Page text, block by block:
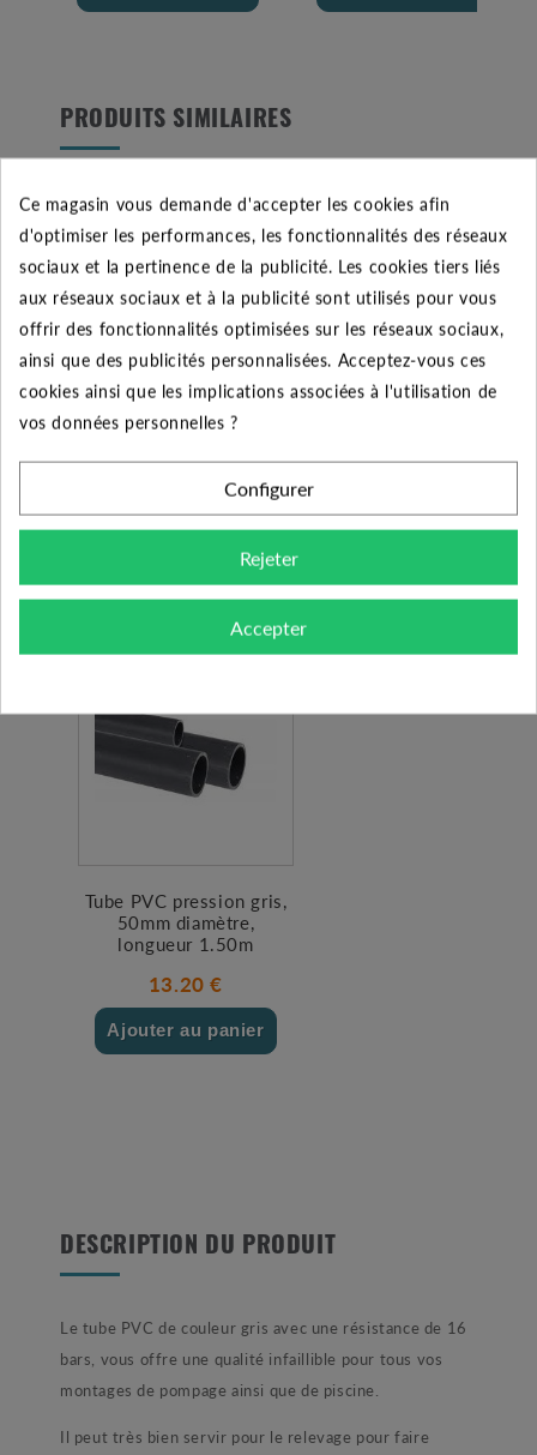
PRODUITS SIMILAIRES
Tube PVC pression gris,
50mm diamètre,
longueur 0.50m
4.20 €
Ajouter au panier
Tube PVC pression gris,
50mm diamètre,
longueur 1.50m
13.20 €
Ajouter au panier
DESCRIPTION DU PRODUIT
Le tube PVC de couleur gris avec une résistance de 16
bars, vous offre une qualité infaillible pour tous vos
montages de pompage ainsi que de piscine.
Il peut très bien servir pour le relevage pour faire
Ce magasin vous demande d'accepter les cookies afin
d'optimiser les performances, les fonctionnalités des réseaux
sociaux et la pertinence de la publicité. Les cookies tiers liés
aux réseaux sociaux et à la publicité sont utilisés pour vous
offrir des fonctionnalités optimisées sur les réseaux sociaux,
ainsi que des publicités personnalisées. Acceptez-vous ces
cookies ainsi que les implications associées à l'utilisation de
vos données personnelles ?
Configurer
Rejeter
Accepter